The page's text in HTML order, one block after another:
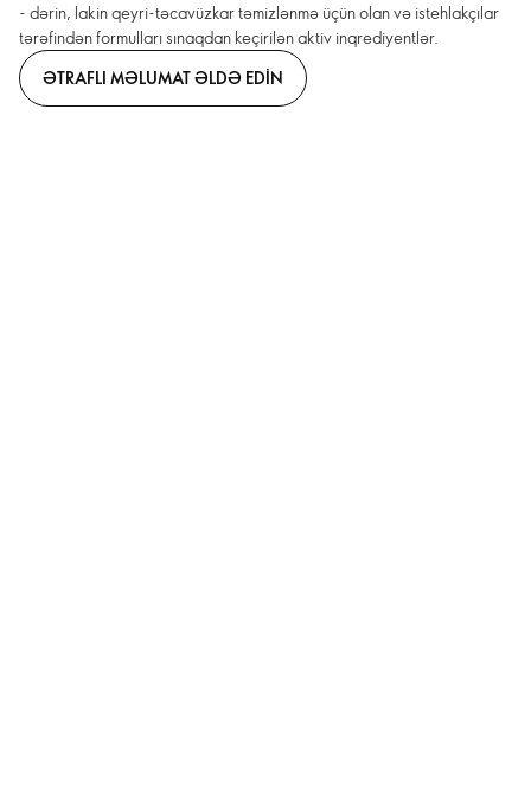
- dərin, lakin qeyri-təcavüzkar təmizlənmə üçün olan və istehlakçılar
tərəfindən formulları sınaqdan keçirilən aktiv inqrediyentlər.
ƏTRAFLI MƏLUMAT ƏLDƏ EDIN